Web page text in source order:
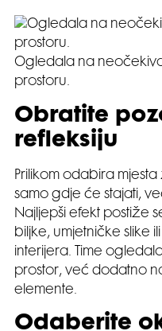
Ogledala na
prostoru.
Obratite
refleksiju
Prilikom odabira
samo gdje će stajati,
Najljepši efekt postiže
biljke, umjetničke slike
interijera. Time
prostor, već dodatno
elemente.
Odaberite